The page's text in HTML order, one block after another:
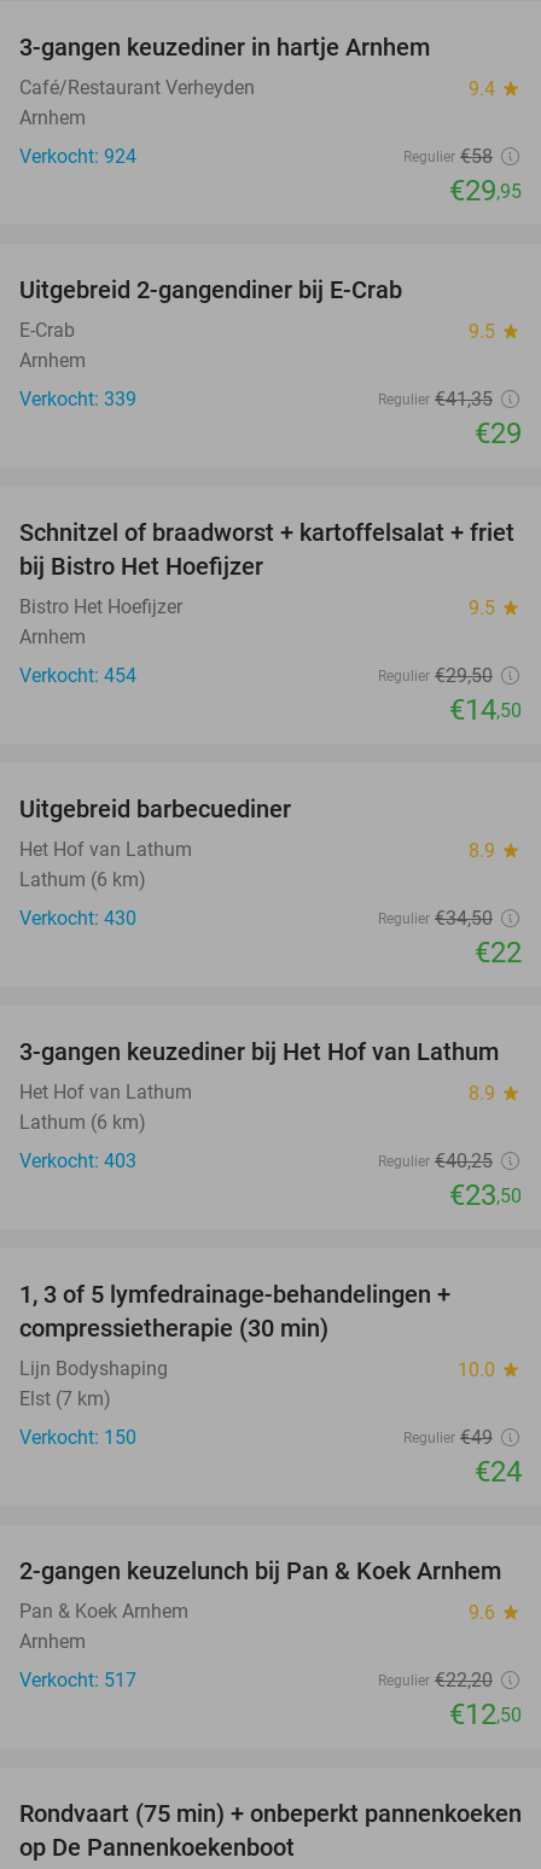
3-gangen keuzediner in hartje Arnhem
Café/Restaurant Verheyden 9.4 star
Arnhem
Verkocht: 924
Regulier €58
€29,95
Uitgebreid 2-gangendiner bij E-Crab
E-Crab 9.5 star
Arnhem
Verkocht: 339
Regulier €41,35
€29
51%
Schnitzel of braadworst + kartoffelsalat + friet
bij Bistro Het Hoefijzer
Bistro Het Hoefijzer 9.5 star
Arnhem
Verkocht: 454
Regulier €29,50
€14,50
Uitgebreid barbecuediner
Het Hof van Lathum 8.9 star
Lathum (6 km)
Verkocht: 430
Regulier €34,50
€22
42%
3-gangen keuzediner bij Het Hof van Lathum
Het Hof van Lathum 8.9 star
Lathum (6 km)
Verkocht: 403
Regulier €40,25
€23,50
1, 3 of 5 lymfedrainage-behandelingen +
compressietherapie (30 min)
Lijn Bodyshaping 10.0 star
Elst (7 km)
Verkocht: 150
Regulier €49
€24
44%
2-gangen keuzelunch bij Pan & Koek Arnhem
Pan & Koek Arnhem 9.6 star
Arnhem
Verkocht: 517
Regulier €22,20
€12,50
30%
Rondvaart (75 min) + onbeperkt pannenkoeken
op De Pannenkoekenboot